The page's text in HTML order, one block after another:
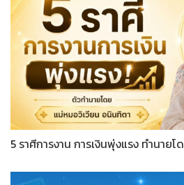
5 ราศีการงาน การเงินพุ่งแรง ทำนาย